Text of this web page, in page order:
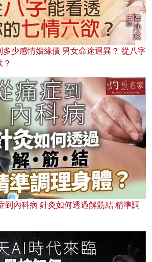
少感情姻緣債 男女命途迥異？ 從八字
到內科病 針灸如何透過解筋結 精準調